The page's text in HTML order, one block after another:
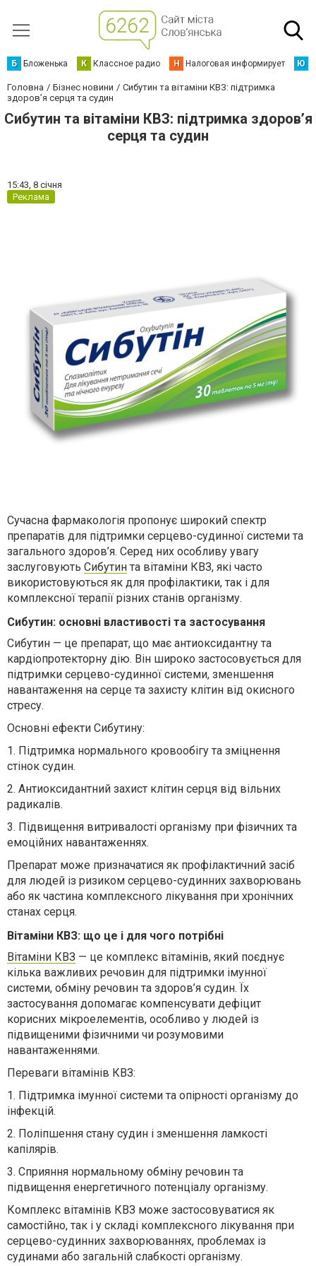
Б Бложенька К Классное радио Н Налоговая информирует Ю
Головна Бізнес новини
Сибутин та вітаміни КВЗ: підтримка
здоров’я серця та судин
Сибутин та вітаміни КВЗ: підтримка здоров’я
серця та судин
15:43, 8 січня
Реклама
Сучасна фармакологія пропонує широкий спектр
препаратів для підтримки серцево-судинної системи та
загального здоров’я. Серед них особливу увагу
заслуговують Сибутин та вітаміни КВЗ, які часто
використовуються як для профілактики, так і для
комплексної терапії різних станів організму.
Сибутин: основні властивості та застосування
Сибутин — це препарат, що має антиоксидантну та
кардіопротекторну дію. Він широко застосовується для
підтримки серцево-судинної системи, зменшення
навантаження на серце та захисту клітин від окисного
стресу.
Основні ефекти Сибутину:
1. Підтримка нормального кровообігу та зміцнення
стінок судин.
2. Антиоксидантний захист клітин серця від вільних
радикалів.
3. Підвищення витривалості організму при фізичних та
емоційних навантаженнях.
Препарат може призначатися як профілактичний засіб
для людей із ризиком серцево-судинних захворювань
або як частина комплексного лікування при хронічних
станах серця.
Вітаміни КВЗ: що це і для чого потрібні
Вітаміни КВЗ — це комплекс вітамінів, який поєднує
кілька важливих речовин для підтримки імунної
системи, обміну речовин та здоров’я судин. Їх
застосування допомагає компенсувати дефіцит
корисних мікроелементів, особливо у людей із
підвищеними фізичними чи розумовими
навантаженнями.
Переваги вітамінів КВЗ:
1. Підтримка імунної системи та опірності організму до
інфекцій.
2. Поліпшення стану судин і зменшення ламкості
капілярів.
3. Сприяння нормальному обміну речовин та
підвищення енергетичного потенціалу організму.
Комплекс вітамінів КВЗ може застосовуватися як
самостійно, так і у складі комплексного лікування при
серцево-судинних захворюваннях, проблемах із
судинами або загальній слабкості організму.